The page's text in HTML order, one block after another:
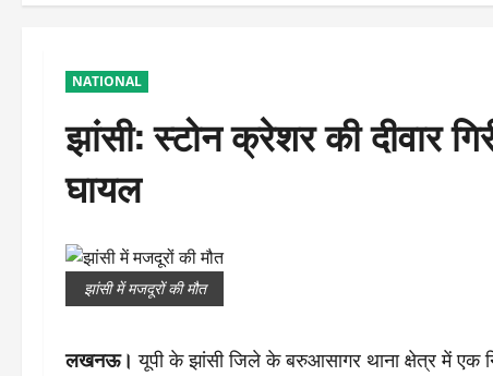
NATIONAL
झांसी: स्टोन क्रेशर की दीवार
घायल
झांसी में मजदूरों की मौत
लखनऊ। यूपी के झांसी जिले के बरुआसागर थाना क्षेत्र में एक